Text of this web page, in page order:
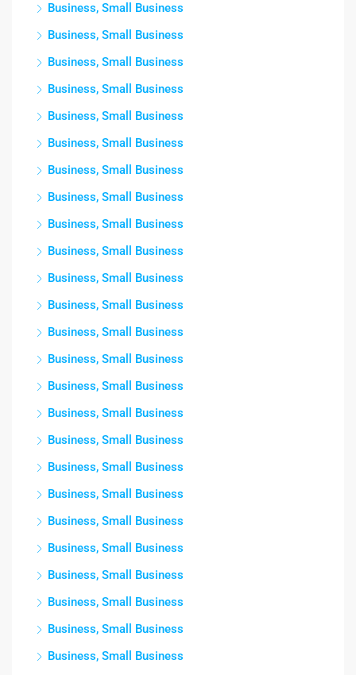
Business, Small Business
Business, Small Business
Business, Small Business
Business, Small Business
Business, Small Business
Business, Small Business
Business, Small Business
Business, Small Business
Business, Small Business
Business, Small Business
Business, Small Business
Business, Small Business
Business, Small Business
Business, Small Business
Business, Small Business
Business, Small Business
Business, Small Business
Business, Small Business
Business, Small Business
Business, Small Business
Business, Small Business
Business, Small Business
Business, Small Business
Business, Small Business
Business, Small Business